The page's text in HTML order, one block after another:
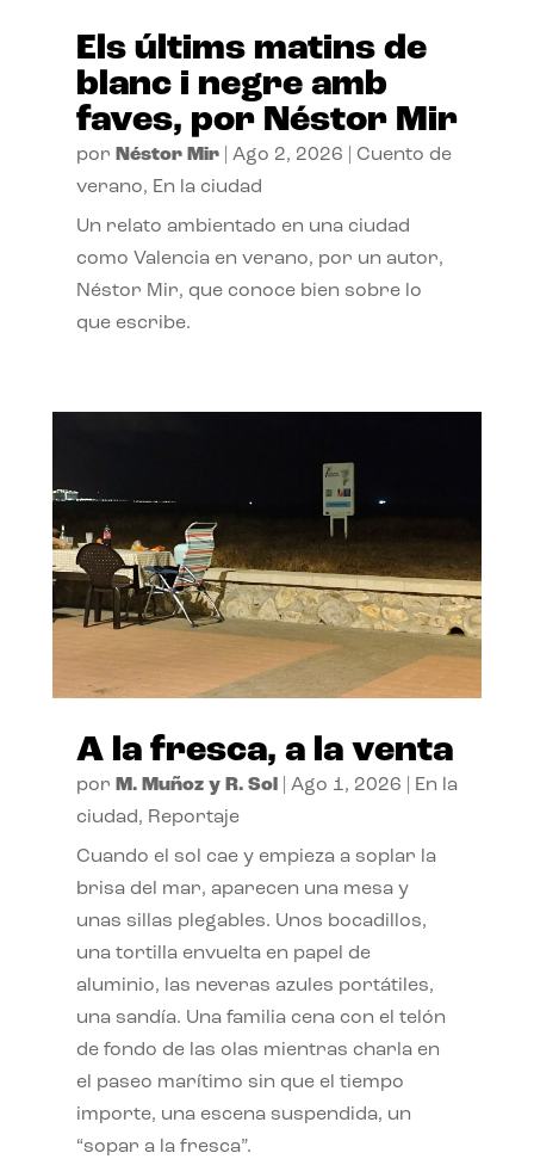
Els últims matins de
blanc i negre amb
faves, por Néstor Mir
por Néstor Mir| Ago 2, 2026
Cuento de
verano, En la ciudad
Un relato ambientado en una ciudad
como Valencia en verano, por un autor,
Néstor Mir, que conoce bien sobre lo
que escribe.
A la fresca, a la venta
por M. Muñoz y R. Sol Ago 1, 2026
En la
ciudad, Reportaje
Cuando el sol cae y empieza a soplar la
brisa del mar, aparecen una mesa y
unas sillas plegables. Unos bocadillos,
una tortilla envuelta en papel de
aluminio, las neveras azules portátiles,
una sandía. Una familia cena con el telón
de fondo de las olas mientras charla en
el paseo marítimo sin que el tiempo
importe, una escena suspendida, un
“sopar a la fresca”.